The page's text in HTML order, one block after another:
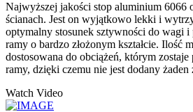
Najwyższej jakości stop aluminium 6066
ścianach. Jest on wyjątkowo lekki i
optymalny stosunek sztywności do wagi
ramy o bardzo złożonym kształcie. Ilość
dostosowana do obciążeń, którym zostaje
ramy, dzięki czemu nie jest dodany żaden
Watch Video